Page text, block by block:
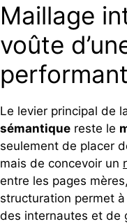
Maillage
voûte
Le levier principal de
sémantique reste le
seulement de placer
mais de concevoir un
entre les pages
structuration permet
des internautes et de